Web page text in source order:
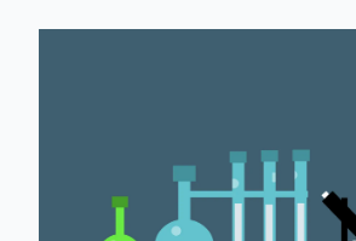
sursursursurpar